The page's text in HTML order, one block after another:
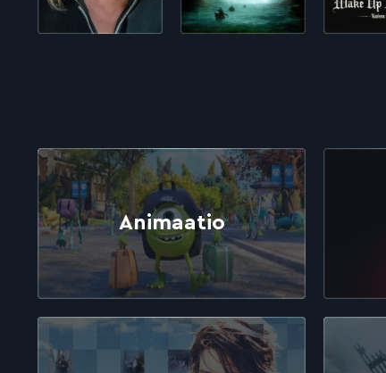
Genret
Animaatio